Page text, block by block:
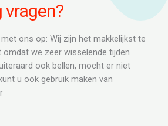
vragen?
ons op: Wij zijn het makkelijkst te
omdat we zeer wisselende tijden
ook bellen, mocht er niet
u ook gebruik maken van